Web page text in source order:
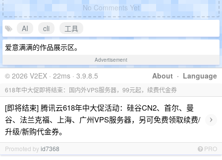
No Comments Yet
AI cli
工具
爱意满满的作品展示区。
Advertisement
About · Language
© 2026 V2EX · 22ms · 3.9.8.5
618年中大促即将结束：国内外VPS服务器，99元起，续费代金券
[即将结束] 腾讯云618年中大促活动：硅谷CN2、首尔、曼
谷、法兰克福、上海、广州VPS服务器，另可免费领取续费/
升级/新购代金券。
›
Promoted byid7368 PRO